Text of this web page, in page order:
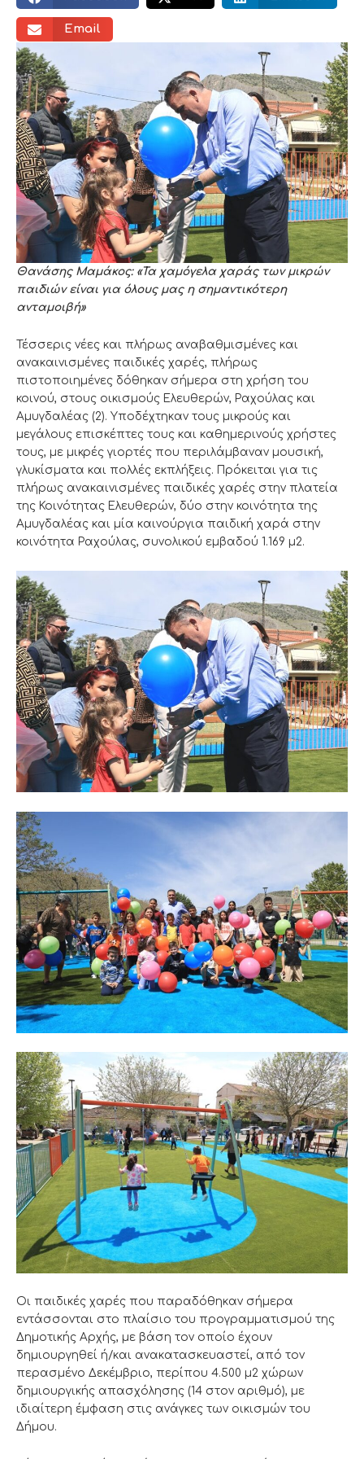
Email
Θανάσης Μαμάκος: «Τα χαμόγελα χαράς των μικρών
παιδιών είναι για όλους μας η σημαντικότερη
ανταμοιβή»
Τέσσερις νέες και πλήρως αναβαθμισμένες και
ανακαινισμένες παιδικές χαρές, πλήρως
πιστοποιημένες δόθηκαν σήμερα στη χρήση του
κοινού, στους οικισμούς Ελευθερών, Ραχούλας και
Αμυγδαλέας (2). Υποδέχτηκαν τους μικρούς και
μεγάλους επισκέπτες τους και καθημερινούς χρήστες
τους, με μικρές γιορτές που περιλάμβαναν μουσική,
γλυκίσματα και πολλές εκπλήξεις. Πρόκειται για τις
πλήρως ανακαινισμένες παιδικές χαρές στην πλατεία
της Κοινότητας Ελευθερών, δύο στην κοινότητα της
Αμυγδαλέας και μία καινούργια παιδική χαρά στην
κοινότητα Ραχούλας, συνολικού εμβαδού 1.169 μ2.
Οι παιδικές χαρές που παραδόθηκαν σήμερα
εντάσσονται στο πλαίσιο του προγραμματισμού της
Δημοτικής Αρχής, με βάση τον οποίο έχουν
δημιουργηθεί ή/και ανακατασκευαστεί, από τον
περασμένο Δεκέμβριο, περίπου 4.500 μ2 χώρων
δημιουργικής απασχόλησης (14 στον αριθμό), με
ιδιαίτερη έμφαση στις ανάγκες των οικισμών του
Δήμου.